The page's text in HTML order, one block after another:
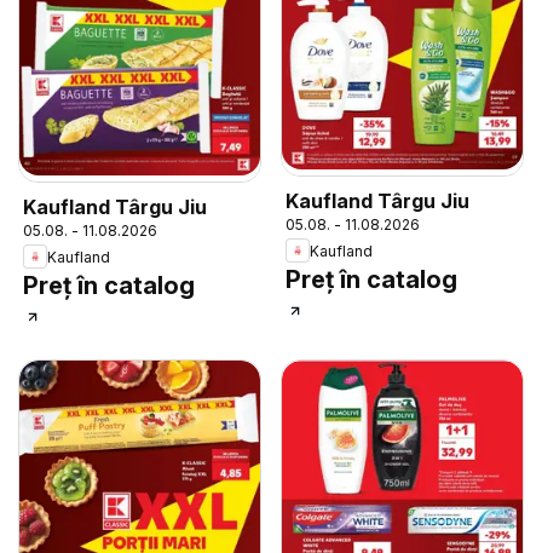
Kaufland Târgu Jiu
05.08. - 11.08.2026
Kaufland
Preț în catalog
Kaufland Târgu Jiu
05.08. - 11.08.2026
Kaufland
Preț în catalog